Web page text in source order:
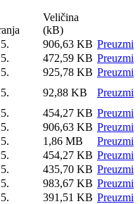
Veličina
(kB)
906,63 KB Preuzmi
472,59 KB Preuzmi
925,78 KB Preuzmi
92,88 KB
Preuzmi
454,27 KB Preuzmi
906,63 KB Preuzmi
1,86 MB
Preuzmi
454,27 KB Preuzmi
435,70 KB Preuzmi
983,67 KB Preuzmi
391,51 KB Preuzmi